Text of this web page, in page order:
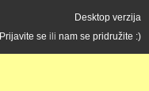
Desktop verzija
Prijavite se ili nam se pridružite :)